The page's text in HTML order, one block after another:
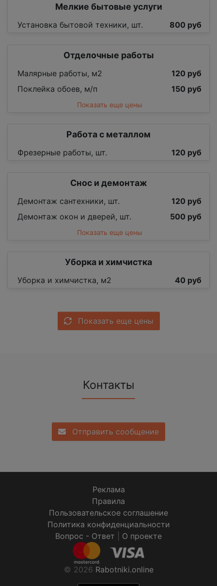
Мелкие бытовые услуги
Установка бытовой техники, шт. 800 руб
Отделочные работы
Малярные работы, м2
120 руб
Поклейка обоев, м/п
150 руб
Показать еще цены
Работа с металлом
Фрезерные работы, шт. 120 руб
Снос и демонтаж
Демонтаж сантехники, шт.
120 руб
Демонтаж окон и дверей, шт.
500 руб
Показать еще цены
Уборка и химчистка
Уборка и химчистка, м2 40 руб
Показать еще цены
Контакты
Отправить сообщение
Реклама
Правила
Пользовательское соглашение
Политика конфиденциальности
Вопрос - Ответ
О проекте
© 2026 Rabotniki.online